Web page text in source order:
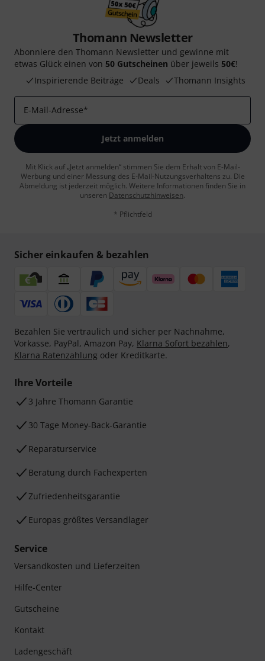
Thomann Newsletter
Abonniere den Thomann Newsletter und gewinne mit
etwas Glück einen von 50 Gutscheinen über jeweils 50€!
Inspirierende Beiträge
Deals Thomann Insights
E-Mail-Adresse*
Jetzt anmelden
Mit Klick auf „Jetzt anmelden“ stimmen Sie dem Erhalt von E-Mail-
Werbung und einer Messung des E-Mail-Nutzungsverhaltens zu. Die
Abmeldung ist jederzeit möglich. Weitere Informationen finden Sie in
unseren Datenschutzhinweisen.
* Pflichtfeld
Sicher einkaufen & bezahlen
Bezahlen Sie vertraulich und sicher per Nachnahme,
Vorkasse, PayPal, Amazon Pay, Klarna Sofort bezahlen,
Klarna Ratenzahlung oder Kreditkarte.
Ihre Vorteile
3 Jahre Thomann Garantie
30 Tage Money-Back-Garantie
Reparaturservice
Beratung durch Fachexperten
Zufriedenheitsgarantie
Europas größtes Versandlager
Service
Versandkosten und Lieferzeiten
Hilfe-Center
Gutscheine
Kontakt
Ladengeschäft